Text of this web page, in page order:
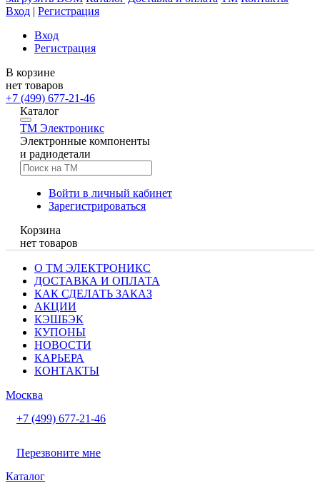
Вход | Регистрация
Вход
Регистрация
В корзине
нет товаров
+7 (499) 677-21-46
Каталог
TM Электроникс
Электронные компоненты
и радиодетали
Войти в личный кабинет
Зарегистрироваться
Корзина
нет товаров
О ТМ ЭЛЕКТРОНИКС
ДОСТАВКА И ОПЛАТА
КАК СДЕЛАТЬ ЗАКАЗ
АКЦИИ
КЭШБЭК
КУПОНЫ
НОВОСТИ
КАРЬЕРА
КОНТАКТЫ
Москва
+7 (499) 677-21-46
Перезвоните мне
Каталог